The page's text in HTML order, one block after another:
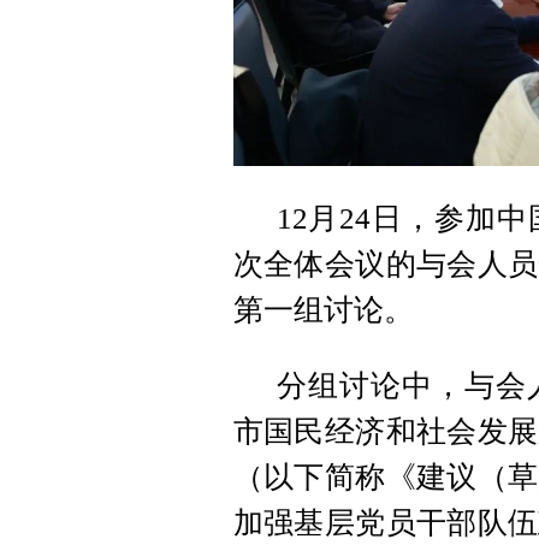
12月24日，参加
次全体会议的与会人
第一组讨论。
分组讨论中，与会
市国民经济和社会发
（以下简称《建议（
加强基层党员干部队